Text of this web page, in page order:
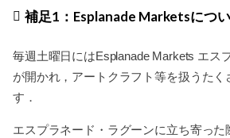
補足1：Esplanade Marketsにつ
毎週土曜日にはEsplanade Markets エス
が開かれ，アートクラフト等を扱うたく
す．
エスプラネード・ラグーンに立ち寄った